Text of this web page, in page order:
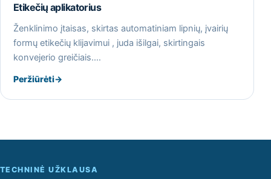
Etikečių aplikatorius
Ženklinimo įtaisas, skirtas automatiniam lipnių, įvairių
formų etikečių klijavimui , juda išilgai, skirtingais
konvejerio greičiais.…
Peržiūrėti→
TECHNINĖ UŽKLAUSA